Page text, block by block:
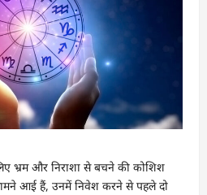
भ्रम और निराशा से बचने की कोशिश
आई हैं, उनमें निवेश करने से पहले दो